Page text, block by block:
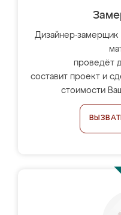
Дизайнер-замерщик
проведёт
составит проект и
стоимости